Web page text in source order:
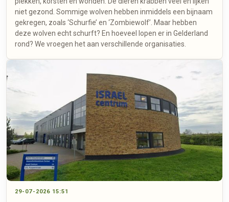
niet gezond. Sommige wolven hebben inmiddels een bijnaam
gekregen, zoals ‘Schurfie’ en ‘Zombiewolf’. Maar hebben
deze wolven echt schurft? En hoeveel lopen er in Gelderland
rond? We vroegen het aan verschillende organisaties.
29-07-2026 15:51